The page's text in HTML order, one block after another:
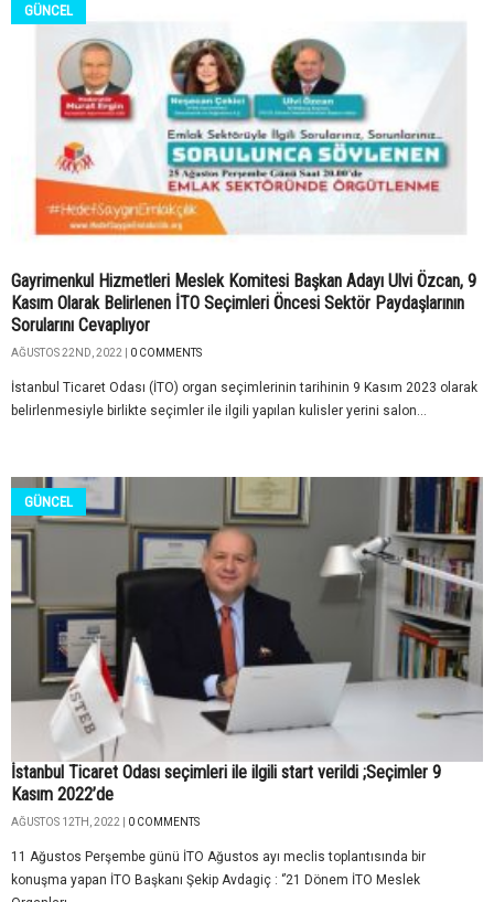
GÜNCEL
Gayrimenkul Hizmetleri Meslek Komitesi Başkan Adayı Ulvi Özcan, 9
Kasım Olarak Belirlenen İTO Seçimleri Öncesi Sektör Paydaşlarının
Sorularını Cevaplıyor
AĞUSTOS 22ND, 2022 | 0 COMMENTS
İstanbul Ticaret Odası (İTO) organ seçimlerinin tarihinin 9 Kasım 2023 olarak
belirlenmesiyle birlikte seçimler ile ilgili yapılan kulisler yerini salon...
GÜNCEL
İstanbul Ticaret Odası seçimleri ile ilgili start verildi ;Seçimler 9
Kasım 2022’de
AĞUSTOS 12TH, 2022 | 0 COMMENTS
11 Ağustos Perşembe günü İTO Ağustos ayı meclis toplantısında bir
konuşma yapan İTO Başkanı Şekip Avdagiç : ‘’21 Dönem İTO Meslek